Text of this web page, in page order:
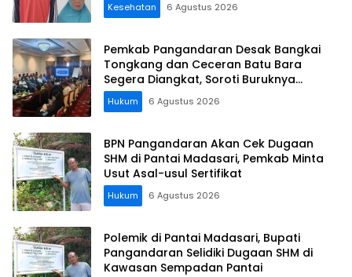
Kesehatan 6 Agustus 2026
Pemkab Pangandaran Desak Bangkai
Tongkang dan Ceceran Batu Bara
Segera Diangkat, Soroti Buruknya
Koordinasi Perusahaan
Hukum 6 Agustus 2026
BPN Pangandaran Akan Cek Dugaan
SHM di Pantai Madasari, Pemkab Minta
Usut Asal-usul Sertifikat
Hukum 6 Agustus 2026
Polemik di Pantai Madasari, Bupati
Pangandaran Selidiki Dugaan SHM di
Kawasan Sempadan Pantai